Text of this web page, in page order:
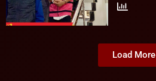
Load More